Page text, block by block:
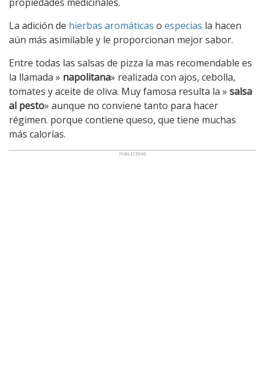
La adición de hierbas aromáticas o especias la hacen
aún más asimilable y le proporcionan mejor sabor.
Entre todas las salsas de pizza la mas recomendable es
la llamada » napolitana» realizada con ajos, cebolla,
tomates y aceite de oliva. Muy famosa resulta la » salsa
al pesto» aunque no conviene tanto para hacer
régimen. porque contiene queso, que tiene muchas
más calorías.